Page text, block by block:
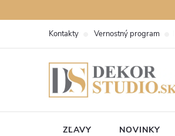
na
Kontakty Vernostný program
ZĽAVY NOVINKY